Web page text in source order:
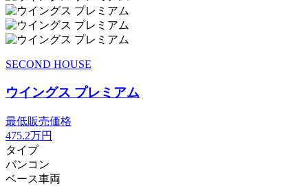
SECOND HOUSE
ウイングス プレミアム
最低販売価格
475.2万円
タイプ
バンコン
ベース車両